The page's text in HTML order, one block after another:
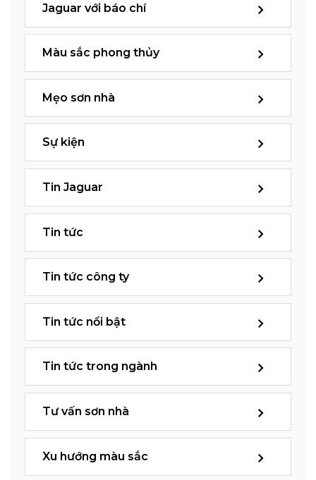
Jaguar với báo chí
Màu sắc phong thủy
Mẹo sơn nhà
Sự kiện
Tin Jaguar
Tin tức
Tin tức công ty
Tin tức nổi bật
Tin tức trong ngành
Tư vấn sơn nhà
Xu hướng màu sắc